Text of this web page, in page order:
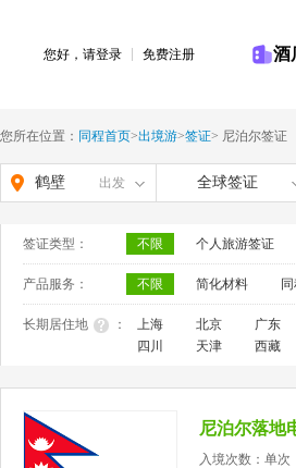
您好，请登录 免费注册 酒
您所在位置： 同程首页>出境游>签证> 尼泊尔签证
鹤壁 出发 全球签证
签证类型： 不限 个人旅游签证
产品服务： 不限 简化材料
长期居住地 ： 上海 北京 广东
四川
天津 西藏
尼泊尔落地
入境次数：单次